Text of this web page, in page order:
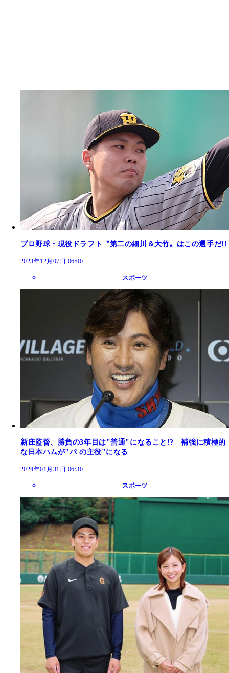
プロ野球・現役ドラフト〝第二の細川＆大竹〟はこの選手だ!!
2023年12月07日 06:00
スポーツ
新庄監督、勝負の3年目は"普通"になること!? 補強に積極的
な日本ハムが"パ の主役"になる
2024年01月31日 06:30
スポーツ